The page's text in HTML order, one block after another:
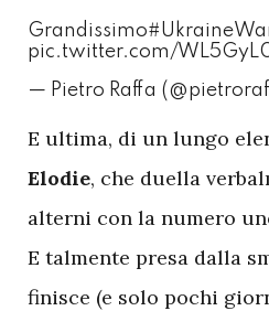
Grandissimo
pic.twitter.com/
— Pietro Raffa
E ultima, di un lungo
Elodie, che duella
alterni con la numero
E talmente presa dalla
finisce (e solo pochi